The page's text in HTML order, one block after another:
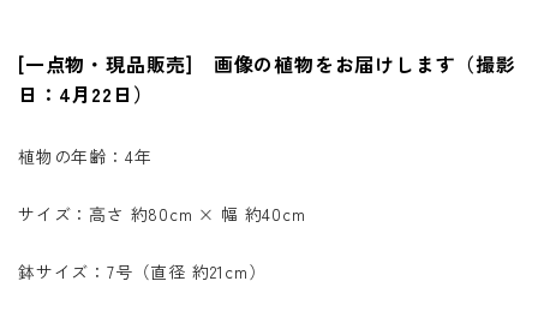
[一点物・現品販売] 画像の植物をお届けします（撮影
日：4月22日）
植物の年齢：4年
サイズ：高さ 約80cm × 幅 約40cm
鉢サイズ：7号（直径 約21cm）